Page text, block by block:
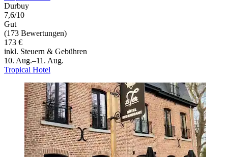
Durbuy
7,6/10
Gut
(173 Bewertungen)
173 €
inkl. Steuern & Gebühren
10. Aug.–11. Aug.
Tropical Hotel